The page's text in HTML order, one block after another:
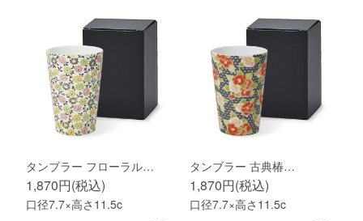
タンブラー フローラル…
1,870円(税込)
口径7.7×高さ11.5c
タンブラー 古典椿…
1,870円(税込)
口径7.7×高さ11.5c